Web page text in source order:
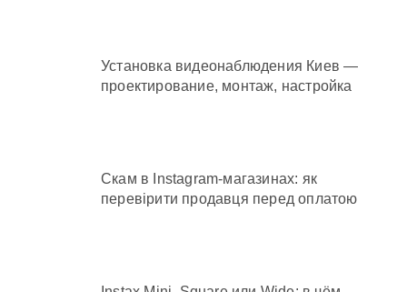
Установка видеонаблюдения Киев —
проектирование, монтаж, настройка
Скам в Instagram-магазинах: як
перевірити продавця перед оплатою